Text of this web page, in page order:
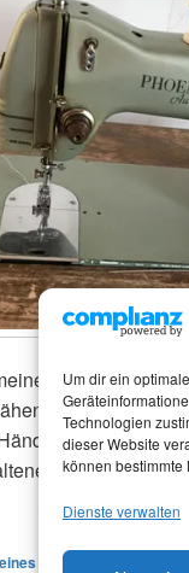
Um dir ein
Technologien
dieser Website
können bestimmte
Dienste verwalten
Mutter. Als
gelernt. Leider
abgegeben
voll
Nähmaschine
Verschlagwortet mit